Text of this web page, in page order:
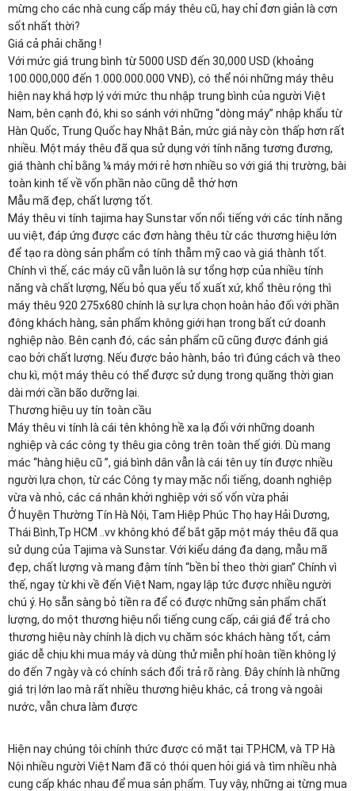
mừng cho các nhà cung cấp máy thêu cũ, hay chỉ đơn giản là cơn
sốt nhất thời?
Giá cả phải chăng !
Với mức giá trung bình từ 5000 USD đến 30,000 USD (khoảng
100.000,000 đến 1.000.000.000 VNĐ), có thể nói những máy thêu
hiện nay khá hợp lý với mức thu nhập trung bình của người Việt
Nam, bên cạnh đó, khi so sánh với những “dòng máy” nhập khẩu từ
Hàn Quốc, Trung Quốc hay Nhật Bản, mức giá này còn thấp hơn rất
nhiều. Một máy thêu đã qua sử dụng với tính năng tương đương,
giá thành chỉ bằng ¼ máy mới rẻ hơn nhiều so với giá thị trường, bài
toàn kinh tế về vốn phần nào cũng dễ thở hơn
Mẫu mã đẹp, chất lượng tốt.
Máy thêu vi tính tajima hay Sunstar vốn nổi tiếng với các tính năng
uu việt, đáp ứng được các đơn hàng thêu từ các thương hiệu lớn
để tạo ra dòng sản phẩm có tính thẫm mỹ cao và giá thành tốt.
Chính vì thế, các máy cũ vẫn luôn là sự tổng hợp của nhiều tính
năng và chất lượng, Nếu bỏ qua yếu tố xuất xứ, khổ thêu rộng thì
máy thêu 920 275x680 chính là sự lựa chọn hoàn hảo đối với phần
đông khách hàng, sản phẩm không giới hạn trong bất cứ doanh
nghiệp nào. Bên cạnh đó, các sản phẩm cũ cũng được đánh giá
cao bởi chất lượng. Nếu được bảo hành, bảo trì đúng cách và theo
chu kì, một máy thêu có thể được sử dụng trong quãng thời gian
dài mới cần bão dưỡng lại.
Thương hiệu uy tín toàn cầu
Máy thêu vi tính là cái tên không hề xa lạ đối với những doanh
nghiệp và các công ty thêu gia công trên toàn thế giới. Dù mang
mác “hàng hiệu cũ ”, giá bình dân vẫn là cái tên uy tín được nhiều
người lựa chọn, từ các Công ty may mặc nổi tiếng, doanh nghiệp
vừa và nhỏ, các cá nhân khởi nghiệp với số vốn vừa phải
Ở huyện Thường Tín Hà Nội, Tam Hiệp Phúc Thọ hay Hải Dương,
Thái Bình,Tp HCM ..vv không khó để bắt gặp một máy thêu đã qua
sử dụng của Tajima và Sunstar. Với kiểu dáng đa dạng, mẫu mã
đẹp, chất lượng và mang đậm tính “bền bỉ theo thời gian” Chính vì
thế, ngay từ khi về đến Việt Nam, ngay lập tức được nhiều người
chú ý. Họ sẵn sàng bỏ tiền ra để có được những sản phẩm chất
lượng, do một thương hiệu nổi tiếng cung cấp, cái giá để trả cho
thương hiệu này chính là dịch vụ chăm sóc khách hàng tốt, cảm
giác dễ chịu khi mua máy và dùng thử miễn phí hoàn tiền không lý
do đến 7 ngày và có chính sách đổi trả rõ ràng. Đây chính là những
giá trị lớn lao mà rất nhiều thương hiệu khác, cả trong và ngoài
nước, vẫn chưa làm được
Hiện nay chúng tôi chính thức được có mặt tại TP.HCM, và TP Hà
Nội nhiều người Việt Nam đã có thói quen hỏi giá và tìm nhiều nhà
cung cấp khác nhau để mua sản phẩm. Tuy vậy, những ai từng mua